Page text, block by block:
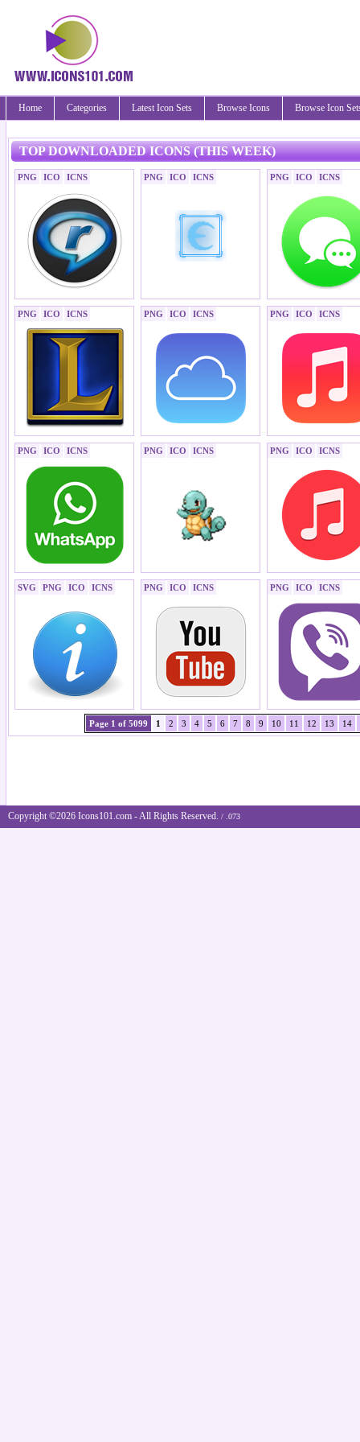
Home Categories Latest Icon Sets Browse Icons Browse Icon
TOP DOWNLOADED ICONS (THIS WEEK)
PNG ICO ICNS PNG ICO ICNS PNG ICO ICNS
PNG ICO ICNS PNG ICO ICNS PNG ICO ICNS
PNG ICO ICNS PNG ICO ICNS PNG ICO ICNS
SVG PNG ICO ICNS PNG ICO ICNS PNG ICO ICNS
Page 1 of 5099 1 2 3 4 5 6 7 8 9 10 11 12 13 14
Copyright ©2026 Icons101.com - All Rights Reserved. / .073